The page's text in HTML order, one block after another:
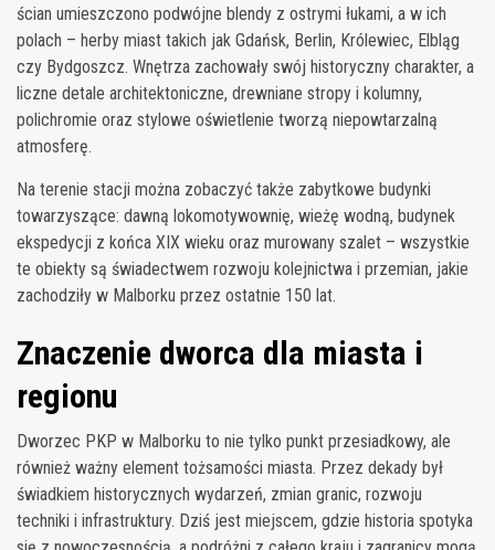
ścian umieszczono podwójne blendy z ostrymi łukami, a w ich
polach – herby miast takich jak Gdańsk, Berlin, Królewiec, Elbląg
czy Bydgoszcz. Wnętrza zachowały swój historyczny charakter, a
liczne detale architektoniczne, drewniane stropy i kolumny,
polichromie oraz stylowe oświetlenie tworzą niepowtarzalną
atmosferę.
Na terenie stacji można zobaczyć także zabytkowe budynki
towarzyszące: dawną lokomotywownię, wieżę wodną, budynek
ekspedycji z końca XIX wieku oraz murowany szalet – wszystkie
te obiekty są świadectwem rozwoju kolejnictwa i przemian, jakie
zachodziły w Malborku przez ostatnie 150 lat.
Znaczenie dworca dla miasta i
regionu
Dworzec PKP w Malborku to nie tylko punkt przesiadkowy, ale
również ważny element tożsamości miasta. Przez dekady był
świadkiem historycznych wydarzeń, zmian granic, rozwoju
techniki i infrastruktury. Dziś jest miejscem, gdzie historia spotyka